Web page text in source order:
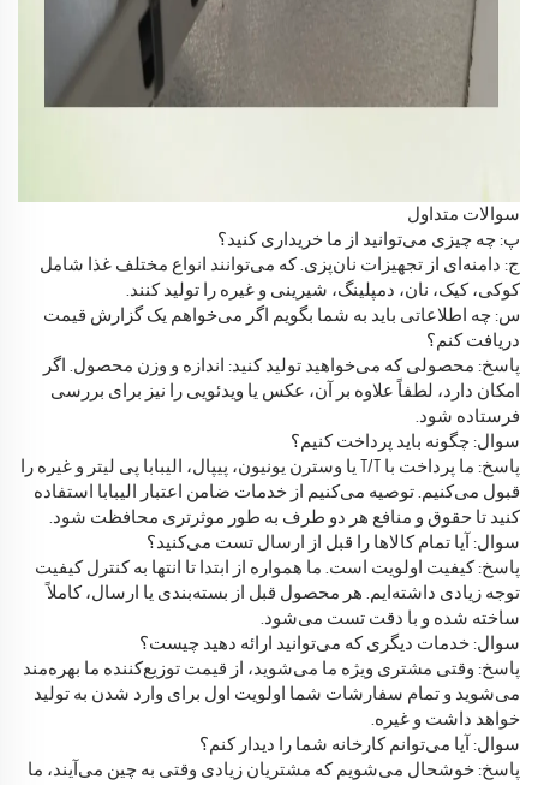
سوالات متداول
پ: چه چیزی می‌توانید از ما خریداری کنید؟
ج: دامنه‌ای از تجهیزات نان‌پزی. که می‌توانند انواع مختلف غذا شامل
کوکی، کیک، نان، دمپلینگ، شیرینی و غیره را تولید کنند.
س: چه اطلاعاتی باید به شما بگویم اگر می‌خواهم یک گزارش قیمت
دریافت کنم؟
پاسخ: محصولی که می‌خواهید تولید کنید: اندازه و وزن محصول. اگر
امکان دارد، لطفاً علاوه بر آن، عکس یا ویدئویی را نیز برای بررسی
فرستاده شود.
سوال: چگونه باید پرداخت کنیم؟
پاسخ: ما پرداخت با T/T یا وسترن یونیون، پیپال، الیبابا پی لیتر و غیره را
قبول می‌کنیم. توصیه می‌کنیم از خدمات ضامن اعتبار الیبابا استفاده
کنید تا حقوق و منافع هر دو طرف به طور موثرتری محافظت شود.
سوال: آیا تمام کالاها را قبل از ارسال تست می‌کنید؟
پاسخ: کیفیت اولویت است. ما همواره از ابتدا تا انتها به کنترل کیفیت
توجه زیادی داشته‌ایم. هر محصول قبل از بسته‌بندی یا ارسال، کاملاً
ساخته شده و با دقت تست می‌شود.
سوال: خدمات دیگری که می‌توانید ارائه دهید چیست؟
پاسخ: وقتی مشتری ویژه ما می‌شوید، از قیمت توزیع‌کننده ما بهره‌مند
می‌شوید و تمام سفارشات شما اولویت اول برای وارد شدن به تولید
خواهد داشت و غیره.
سوال: آیا می‌توانم کارخانه شما را دیدار کنم؟
پاسخ: خوشحال می‌شویم که مشتریان زیادی وقتی به چین می‌آیند، ما